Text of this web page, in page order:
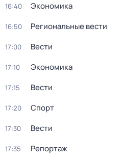
16:40 Экономика
16:50 Региональные вести
17:00 Вести
17:10 Экономика
17:15 Вести
17:20 Спорт
17:30 Вести
17:35 Репортаж